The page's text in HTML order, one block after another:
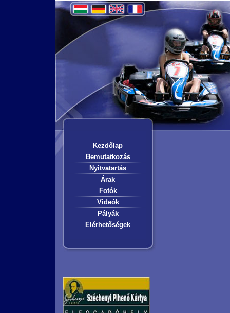
Kezdőlap
Bemutatkozás
Nyitvatartás
Árak
Fotók
Videók
Pályák
Elérhetőségek